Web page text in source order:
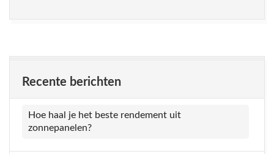
Recente berichten
Hoe haal je het beste rendement uit
zonnepanelen?